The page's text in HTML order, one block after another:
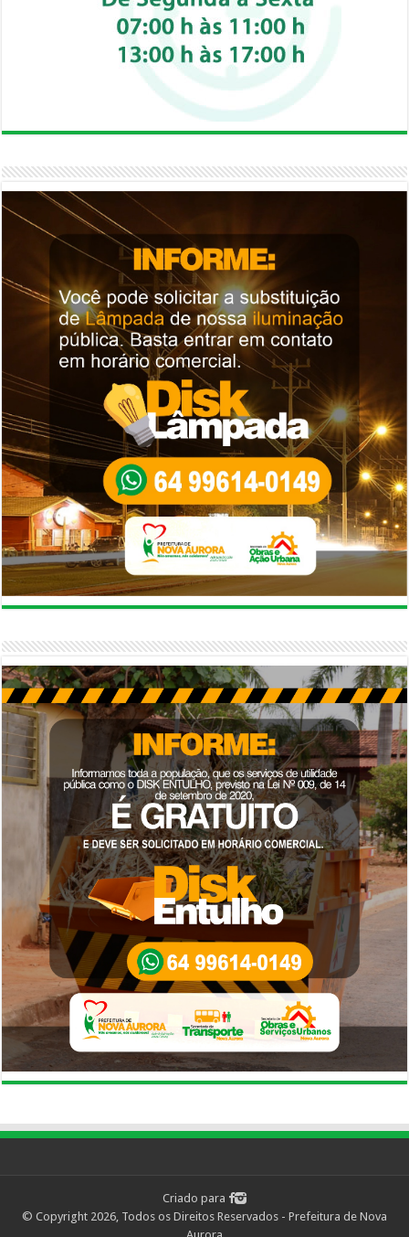
Criado para
© Copyright 2026, Todos os Direitos Reservados - Prefeitura de Nova